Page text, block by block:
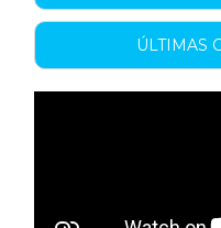
ÚLTIMAS